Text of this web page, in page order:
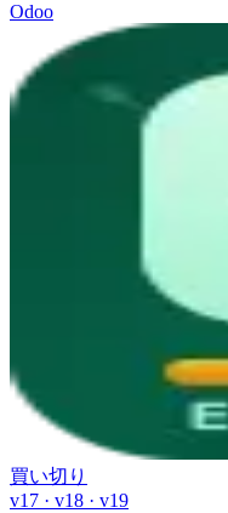
Odoo
買い切り
v17 · v18 · v19